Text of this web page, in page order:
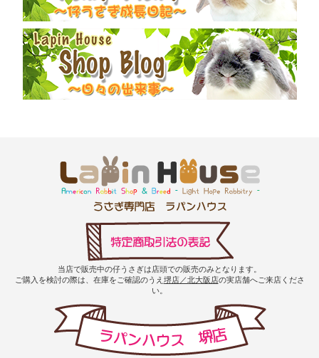
当店で販売中の仔うさぎは店頭での販売のみとなります。
ご購入を検討の際は、在庫をご確認のうえ 堺店／北大阪店の実店舗へご来店くださ
い。